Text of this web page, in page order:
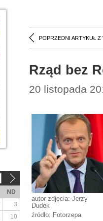
POPRZEDNI ARTYKUŁ Z
Rząd bez
20 listopada
autor zdjęcia: Jerzy
Dudek
źródło: Fotorzepa
ND
3
10